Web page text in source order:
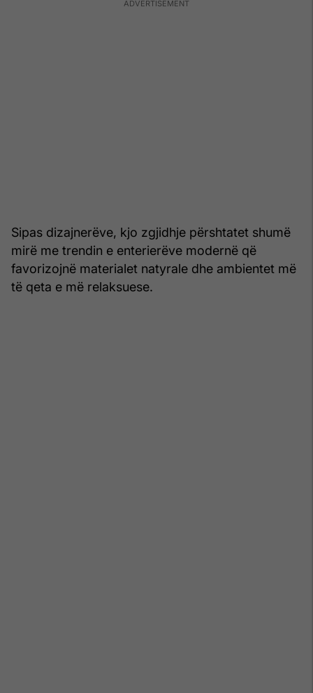
Sipas dizajnerëve, kjo zgjidhje përshtatet shumë
mirë me trendin e enterierëve modernë që
favorizojnë materialet natyrale dhe ambientet më
të qeta e më relaksuese.